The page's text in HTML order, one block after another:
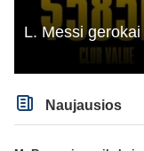
L. Messi
Naujausios